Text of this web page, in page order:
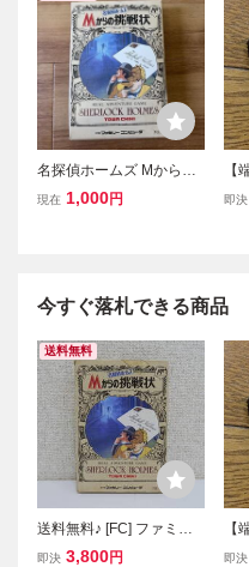
名探偵ホームズ Mからの
挑戦状 ファミコンソフト
現在 1,000円
【
み
即決
今すぐ落札できる商品
送料無料
送料無料♪ [FC] ファミコ
ンソフト 名探偵ホームズ
即決 3,800円
【
み
即決